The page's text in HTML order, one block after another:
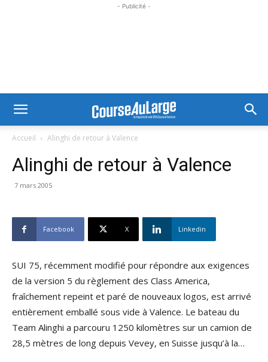
- Publicité -
Accueil Alinghi de retour à Valence
Alinghi de retour à Valence
7 mars 2005
Facebook X Linkedin
SUI 75, récemment modifié pour répondre aux exigences
de la version 5 du règlement des Class America,
fraîchement repeint et paré de nouveaux logos, est arrivé
entièrement emballé sous vide à Valence. Le bateau du
Team Alinghi a parcouru 1250 kilomètres sur un camion de
28,5 mètres de long depuis Vevey, en Suisse jusqu’à la…